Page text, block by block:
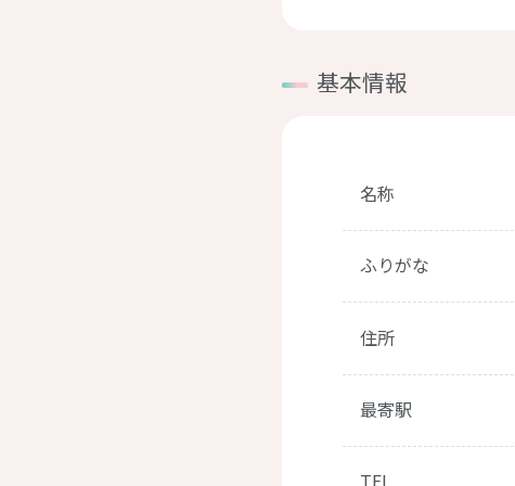
基本情報
名称
ふりがな
住所
最寄駅